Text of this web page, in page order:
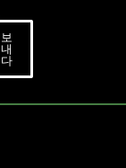
보
내
다